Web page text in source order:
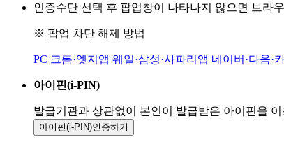
인증수단 선택 후 팝업창이 나타나지 않으면 브라
※ 팝업 차단 해제 방법
PC 크롬·엣지앱 웨일·삼성·사파리앱 네이버·다음·
아이핀(i-PIN)
발급기관과 상관없이 본인이 발급받은 아이핀을
아이핀(i-PIN)인증하기